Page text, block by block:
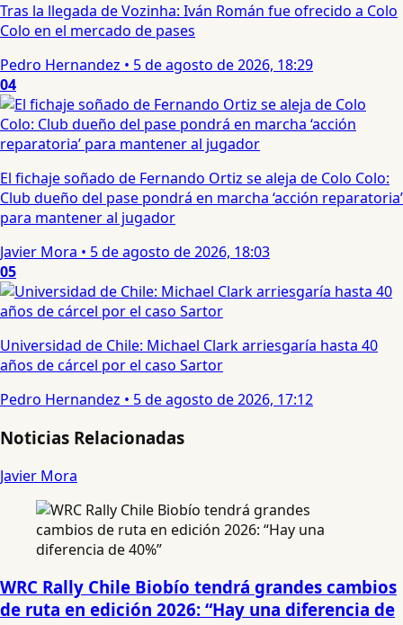
Tras la llegada de Vozinha: Iván Román fue ofrecido a Colo
Colo en el mercado de pases
Pedro Hernandez • 5 de agosto de 2026, 18:29
04
El fichaje soñado de Fernando Ortiz se aleja de Colo Colo:
Club dueño del pase pondrá en marcha ‘acción reparatoria’
para mantener al jugador
Javier Mora • 5 de agosto de 2026, 18:03
05
Universidad de Chile: Michael Clark arriesgaría hasta 40
años de cárcel por el caso Sartor
Pedro Hernandez • 5 de agosto de 2026, 17:12
Noticias Relacionadas
Javier Mora
WRC Rally Chile Biobío tendrá grandes cambios
de ruta en edición 2026: “Hay una diferencia de